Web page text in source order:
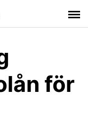
för